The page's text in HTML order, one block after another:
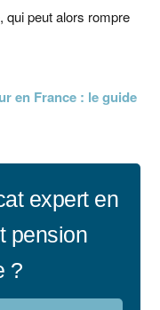
qui peut alors rompre
en France : le guide
expert en
pension
?